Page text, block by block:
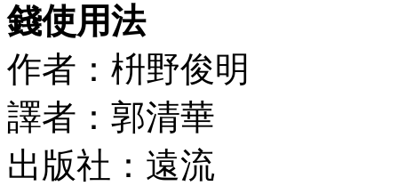
錢使用法
作者：枡野俊明
譯者：郭清華
出版社：遠流